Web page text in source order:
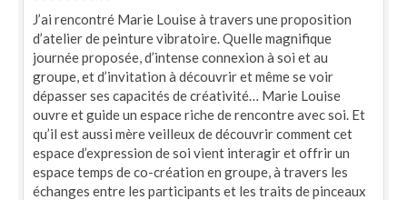
J’ai rencontré Marie Louise à travers une proposition
d’atelier de peinture vibratoire. Quelle magnifique
journée proposée, d’intense connexion à soi et au
groupe, et d’invitation à découvrir et même se voir
dépasser ses capacités de créativité… Marie Louise
ouvre et guide un espace riche de rencontre avec soi. Et
qu’il est aussi mère veilleux de découvrir comment cet
espace d’expression de soi vient interagir et offrir un
espace temps de co-création en groupe, à travers les
échanges entre les participants et les traits de pinceaux